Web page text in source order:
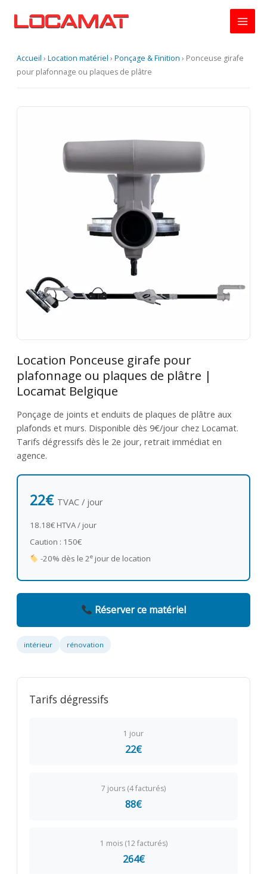
Accueil › Location matériel › Ponçage & Finition › Ponceuse girafe
pour plafonnage ou plaques de plâtre
Location Ponceuse girafe pour
plafonnage ou plaques de plâtre |
Locamat Belgique
Ponçage de joints et enduits de plaques de plâtre aux
plafonds et murs. Disponible dès 9€/jour chez Locamat.
Tarifs dégressifs dès le 2e jour, retrait immédiat en
agence.
22€ TVAC / jour
18.18€ HTVA / jour
Caution : 150€
-20% dès le 2ejour de location
Réserver ce matériel
intérieur rénovation
Tarifs dégressifs
1 jour
22€
7 jours (4 facturés)
88€
1 mois (12 facturés)
264€